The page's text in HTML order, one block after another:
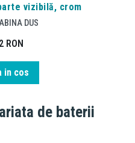
vizibilă, crom
DUS
RON
in cos
de baterii